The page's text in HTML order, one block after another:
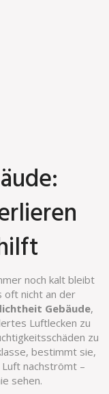
noch kalt bleibt
oft nicht an der
Gebäude,
Luftlecken zu
zu
, bestimmt sie,
nachströmt –
sehen.